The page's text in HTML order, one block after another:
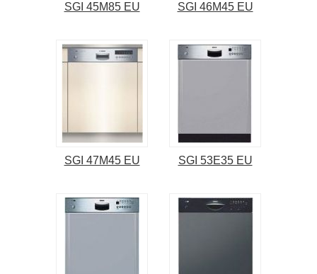
SGI 45M85 EU SGI 46M45 EU
SGI 47M45 EU SGI 53E35 EU